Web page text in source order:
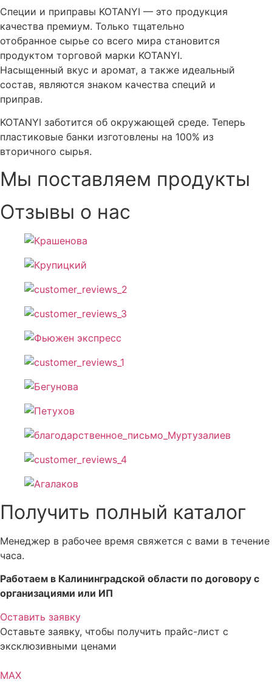
Специи и приправы KOTANYI — это продукция
качества премиум. Только тщательно
отобранное сырье со всего мира становится
продуктом торговой марки KOTANYI.
Насыщенный вкус и аромат, а также идеальный
состав, являются знаком качества специй и
приправ.
KOTANYI заботится об окружающей среде. Теперь
пластиковые банки изготовлены на 100% из
вторичного сырья.
Мы поставляем продукты
Отзывы о нас
Получить полный каталог
Менеджер в рабочее время свяжется с вами в течение
часа.
Работаем в Калининградской области по договору с
организациями или ИП
Оставить заявку
Оставьте заявку, чтобы получить прайс-лист с
эксклюзивными ценами
MAX